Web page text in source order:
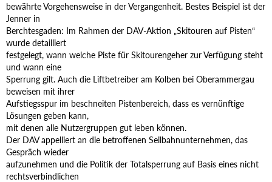
bewährte Vorgehensweise in der Vergangenheit. Bestes Beispiel ist der
Jenner in
Berchtesgaden: Im Rahmen der DAV-Aktion „Skitouren auf Pisten“
wurde detailliert
festgelegt, wann welche Piste für Skitourengeher zur Verfügung steht
und wann eine
Sperrung gilt. Auch die Liftbetreiber am Kolben bei Oberammergau
beweisen mit ihrer
Aufstiegsspur im beschneiten Pistenbereich, dass es vernünftige
Lösungen geben kann,
mit denen alle Nutzergruppen gut leben können.
Der DAV appelliert an die betroffenen Seilbahnunternehmen, das
Gespräch wieder
aufzunehmen und die Politik der Totalsperrung auf Basis eines nicht
rechtsverbindlichen